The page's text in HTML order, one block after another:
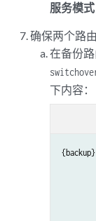
服务模式
确保两个路
在备份
下内容：
{backup}